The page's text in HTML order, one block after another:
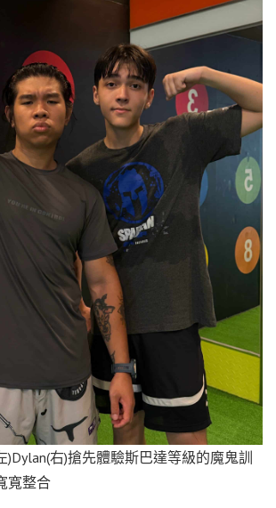
)Dylan(右)搶先體驗斯巴達等級的魔鬼訓
寬整合